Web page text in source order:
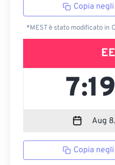
Copia
*MEST è stato modificato in
Copia